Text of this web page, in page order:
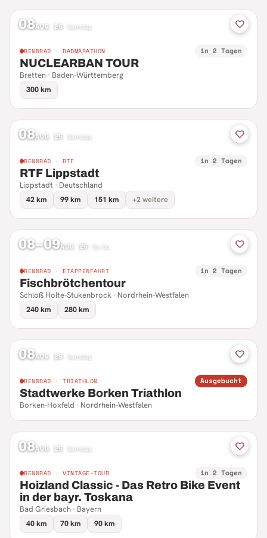
08AUG 26 Samstag
RENNRAD · RADMARATHON in 2 Tagen
NUCLEARBAN TOUR
Bretten · Baden-Württemberg
300 km
08AUG 26 Samstag
RENNRAD · RTF in 2 Tagen
RTF Lippstadt
Lippstadt · Deutschland
42 km
99 km 151 km +2 weitere
08–09AUG 26 Sa–So
RENNRAD · ETAPPENFAHRT in 2 Tagen
Fischbrötchentour
Schloß Holte-Stukenbrock · Nordrhein-Westfalen
240 km
280 km
08AUG 26 Samstag
RENNRAD · TRIATHLON Ausgebucht
Stadtwerke Borken Triathlon
Borken-Hoxfeld · Nordrhein-Westfalen
08AUG 26 Samstag
RENNRAD · VINTAGE-TOUR in 2 Tagen
Hoizland Classic - Das Retro Bike Event
in der bayr. Toskana
Bad Griesbach · Bayern
40 km
70 km 90 km